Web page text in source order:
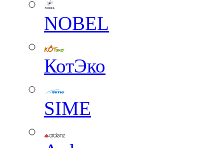
NOBEL
КотЭко
SIME